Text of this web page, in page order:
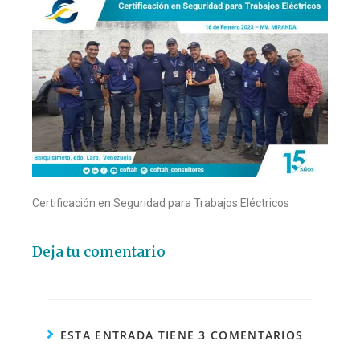
Certificación en Seguridad para Trabajos Eléctricos
Deja tu comentario
ESTA ENTRADA TIENE 3 COMENTARIOS